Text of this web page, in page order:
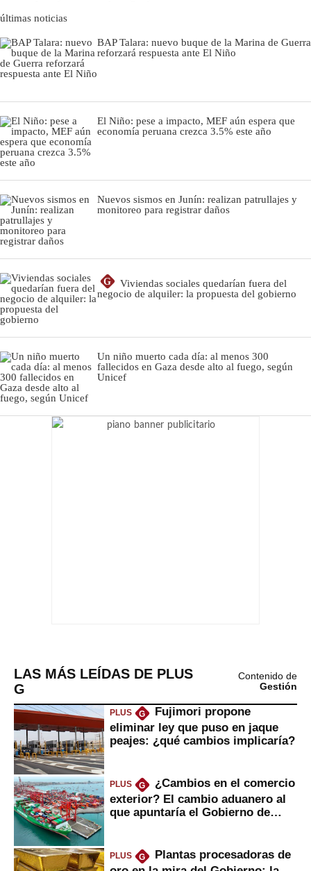
últimas noticias
BAP Talara: nuevo buque de la Marina de Guerra
reforzará respuesta ante El Niño
El Niño: pese a impacto, MEF aún espera que
economía peruana crezca 3.5% este año
Nuevos sismos en Junín: realizan patrullajes y
monitoreo para registrar daños
G
Viviendas sociales quedarían fuera del
negocio de alquiler: la propuesta del gobierno
Un niño muerto cada día: al menos 300
fallecidos en Gaza desde alto al fuego, según
Unicef
LAS MÁS LEÍDAS DE PLUS
G
Contenido de
Gestión
PLUS G
Fujimori propone
eliminar ley que puso en jaque
peajes: ¿qué cambios implicaría?
PLUS G
¿Cambios en el comercio
exterior? El cambio aduanero al
que apuntaría el Gobierno de
PLUS G
Plantas procesadoras de